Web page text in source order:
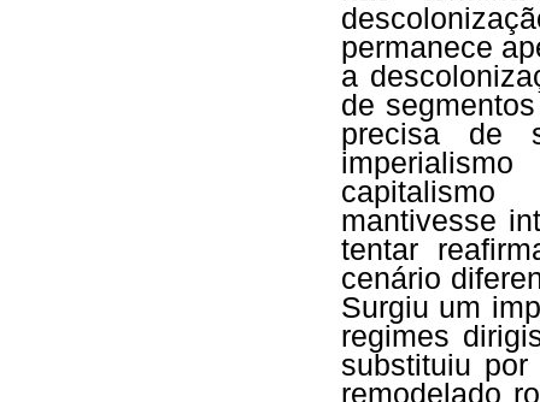
permanece
a
de
precisa de
mantivesse
tentar
cenário
Surgiu um
regimes
substituiu
remodelado